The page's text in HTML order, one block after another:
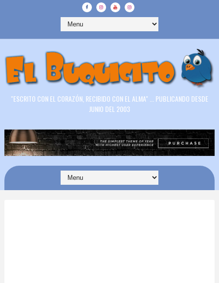
"ESCRITO CON EL CORAZÓN, RECIBIDO CON EL ALMA" ... PUBLICANDO DESDE
JUNIO DEL 2003